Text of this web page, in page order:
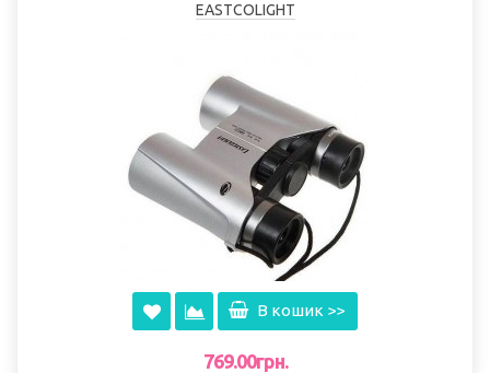
EASTCOLІGHT
В кошик >>
769.00грн.